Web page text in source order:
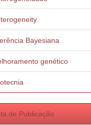
Bayesiana
genético
de Publicação